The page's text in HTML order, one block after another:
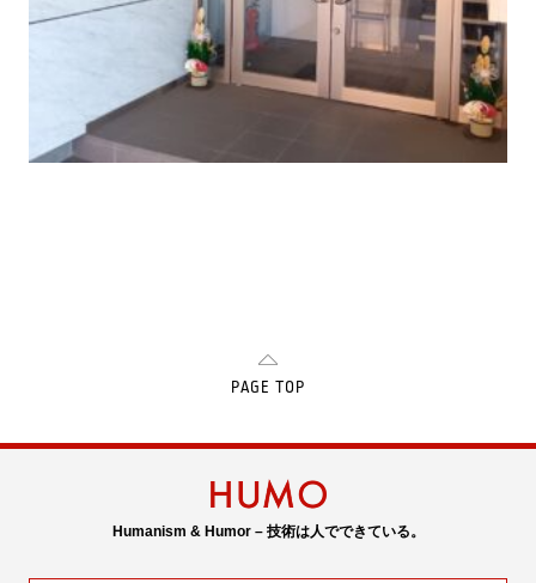
PAGE TOP
Humanism & Humor – 技術は人でできている。